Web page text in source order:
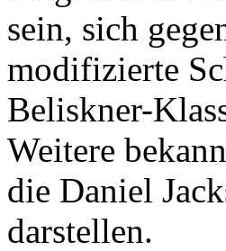
sein, sich
modifizierte
Beliskner-
Weitere
die Daniel
darstellen.